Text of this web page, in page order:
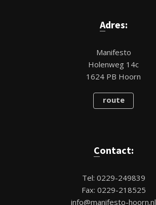
Adres:
Manifesto
Holenweg 14c
1624 PB Hoorn
route
Contact:
Tel: 0229-249839
Fax: 0229-218525
info@manifesto-hoorn.nl